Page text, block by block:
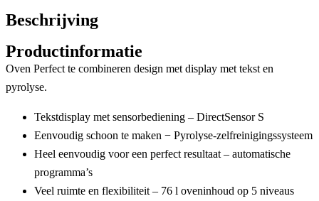
Beschrijving
Productinformatie
Oven Perfect te combineren design met display met tekst en
pyrolyse.
Tekstdisplay met sensorbediening – DirectSensor S
Eenvoudig schoon te maken − Pyrolyse-zelfreinigingssysteem
Heel eenvoudig voor een perfect resultaat – automatische
programma’s
Veel ruimte en flexibiliteit – 76 l oveninhoud op 5 niveaus